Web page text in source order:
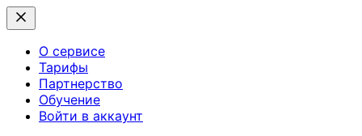
О сервисе
Тарифы
Партнерство
Обучение
Войти в аккаунт